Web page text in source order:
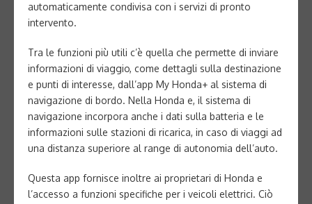
automaticamente condivisa con i servizi di pronto
intervento.
Tra le funzioni più utili c’è quella che permette di inviare
informazioni di viaggio, come dettagli sulla destinazione
e punti di interesse, dall’app My Honda+ al sistema di
navigazione di bordo. Nella Honda e, il sistema di
navigazione incorpora anche i dati sulla batteria e le
informazioni sulle stazioni di ricarica, in caso di viaggi ad
una distanza superiore al range di autonomia dell’auto.
Questa app fornisce inoltre ai proprietari di Honda e
l’accesso a funzioni specifiche per i veicoli elettrici. Ciò